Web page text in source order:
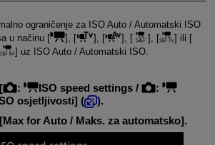
ograničenje za ISO Auto / Automatski ISO
u načinu [
], [ ], [ ], [ ], [
] ili [
] uz ISO Auto / Automatski ISO.
: ISO speed settings/
:
osjetljivosti] (
).
Max for Auto / Maks. za automatsko].